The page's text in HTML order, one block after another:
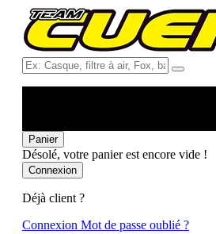
Ex:
Casque,
Fox,
...
Panier
Désolé, votre panier est encore vide !
Connexion
Déjà client ?
Connexion Mot de passe oublié ?